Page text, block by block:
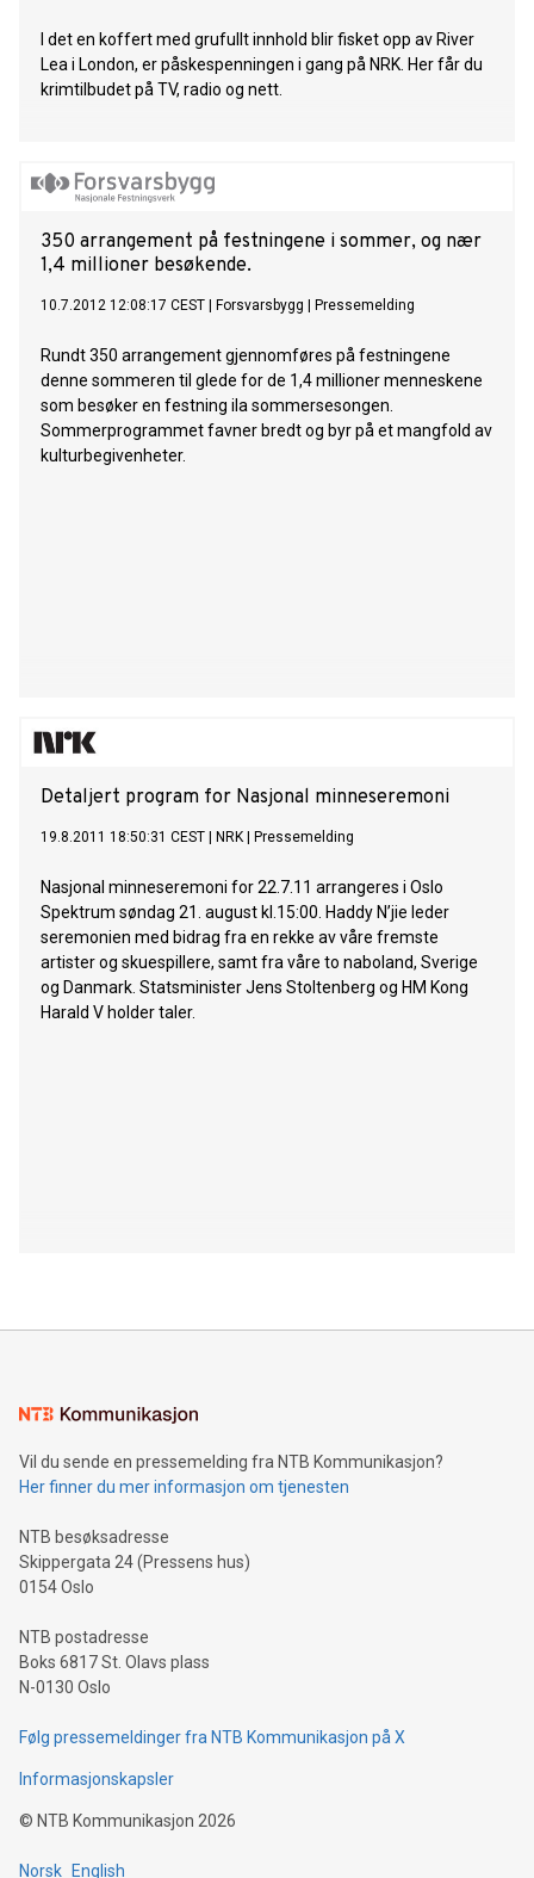
I det en koffert med grufullt innhold blir fisket opp av River
Lea i London, er påskespenningen i gang på NRK. Her får du
krimtilbudet på TV, radio og nett.
350 arrangement på festningene i sommer, og nær
1,4 millioner besøkende.
10.7.2012 12:08:17 CEST Forsvarsbygg Pressemelding
Rundt 350 arrangement gjennomføres på festningene
denne sommeren til glede for de 1,4 millioner menneskene
som besøker en festning ila sommersesongen.
Sommerprogrammet favner bredt og byr på et mangfold av
kulturbegivenheter.
Detaljert program for Nasjonal minneseremoni
19.8.2011 18:50:31 CEST NRK Pressemelding
Nasjonal minneseremoni for 22.7.11 arrangeres i Oslo
Spektrum søndag 21. august kl.15:00. Haddy N’jie leder
seremonien med bidrag fra en rekke av våre fremste
artister og skuespillere, samt fra våre to naboland, Sverige
og Danmark. Statsminister Jens Stoltenberg og HM Kong
Harald V holder taler.
Vil du sende en pressemelding fra NTB Kommunikasjon?
Her finner du mer informasjon om tjenesten
NTB besøksadresse
Skippergata 24 (Pressens hus)
0154 Oslo
NTB postadresse
Boks 6817 St. Olavs plass
N-0130 Oslo
Følg pressemeldinger fra NTB Kommunikasjon på X
Informasjonskapsler
© NTB Kommunikasjon 2026
Norsk English